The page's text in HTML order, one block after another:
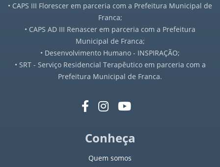
• CAPS III Florescer em parceria com a Prefeitura Municipal de
Franca;
• CAPS AD III Renascer em parceria com a Prefeitura
Municipal de Franca;
• Desenvolvimento Humano - INSPIRAÇÃO;
• SRT - Serviço Residencial Terapêutico em parceria com a
Prefeitura Municipal de Franca.
Conheça
Quem somos